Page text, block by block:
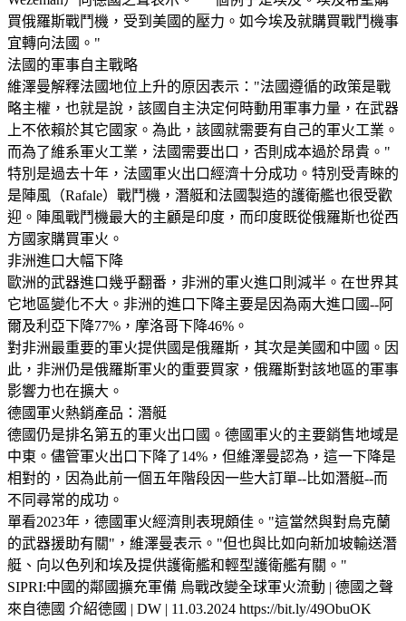
買俄羅斯戰鬥機，受到美國的壓力。如今埃及就購買戰鬥機事
宜轉向法國。"
法國的軍事自主戰略
維澤曼解釋法國地位上升的原因表示："法國遵循的政策是戰
略主權，也就是說，該國自主決定何時動用軍事力量，在武器
上不依賴於其它國家。為此，該國就需要有自己的軍火工業。
而為了維系軍火工業，法國需要出口，否則成本過於昂貴。"
特別是過去十年，法國軍火出口經濟十分成功。特別受青睞的
是陣風（Rafale）戰鬥機，潛艇和法國製造的護衛艦也很受歡
迎。陣風戰鬥機最大的主顧是印度，而印度既從俄羅斯也從西
方國家購買軍火。
非洲進口大幅下降
歐洲的武器進口幾乎翻番，非洲的軍火進口則減半。在世界其
它地區變化不大。非洲的進口下降主要是因為兩大進口國--阿
爾及利亞下降77%，摩洛哥下降46%。
對非洲最重要的軍火提供國是俄羅斯，其次是美國和中國。因
此，非洲仍是俄羅斯軍火的重要買家，俄羅斯對該地區的軍事
影響力也在擴大。
德國軍火熱銷產品：潛艇
德國仍是排名第五的軍火出口國。德國軍火的主要銷售地域是
中東。儘管軍火出口下降了14%，但維澤曼認為，這一下降是
相對的，因為此前一個五年階段因一些大訂單--比如潛艇--而
不同尋常的成功。
單看2023年，德國軍火經濟則表現頗佳。"這當然與對烏克蘭
的武器援助有關"，維澤曼表示。"但也與比如向新加坡輸送潛
艇、向以色列和埃及提供護衛艦和輕型護衛艦有關。"
SIPRI:中國的鄰國擴充軍備 烏戰改變全球軍火流動 | 德國之聲
來自德國 介紹德國 | DW | 11.03.2024 https://bit.ly/49ObuOK